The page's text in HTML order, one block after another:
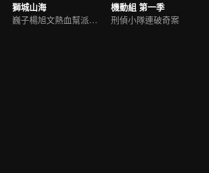
獅城山海
巍子楊旭文熱血幫派傳奇
機動組 第一季
刑偵小隊連破奇案